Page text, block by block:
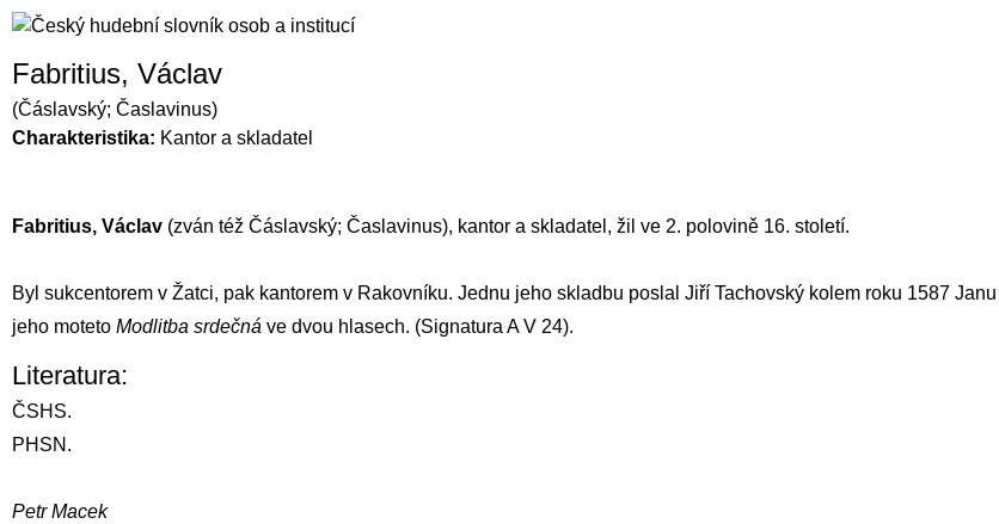
Fabritius, Václav
(Čáslavský; Časlavinus)
Charakteristika: Kantor a skladatel
Fabritius, Václav (zván též Čáslavský; Časlavinus), kantor a skladatel, žil ve 2. polovině 16. století.
Byl sukcentorem v Žatci, pak kantorem v Rakovníku. Jednu jeho skladbu poslal Jiří Tachovský kolem roku 1587
jeho moteto Modlitba srdečná ve dvou hlasech. (Signatura A V 24).
Literatura:
ČSHS.
PHSN.
Petr Macek